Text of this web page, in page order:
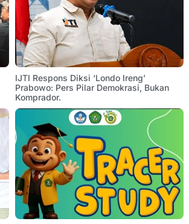
IJTI Respons Diksi ‘Londo Ireng’
Prabowo: Pers Pilar Demokrasi, Bukan
Komprador.